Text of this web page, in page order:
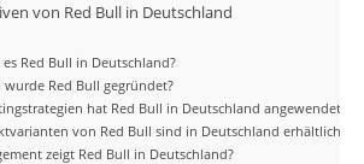
von Red Bull in Deutschland
Red Bull in Deutschland?
Red Bull gegründet?
hat Red Bull in Deutschland angewendet?
von Red Bull sind in Deutschland erhältlich?
zeigt Red Bull in Deutschland?